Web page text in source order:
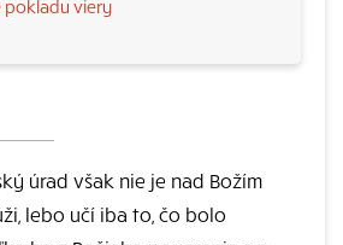
pokladu viery
úrad však nie je nad Božím
lebo učí iba to, čo bolo